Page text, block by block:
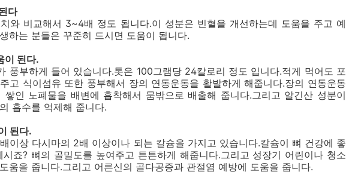
다
와 비교해서 3~4배 정도 됩니다.이 성분은 빈혈을 개선하는데 도움을 주고 예
하는 분들은 꾸준히 드시면 도움이 됩니다.
이 된다.
풍부하게 들어 있습니다.톳은 100그램당 24칼로리 정도 입니다.적게 먹어도 포
고 식이섬유 또한 풍부해서 장의 연동운동을 활발하게 해줍니다.장의 연동운동
쌓인 노폐물을 배변에 흡착해서 뭄밖으로 배출해 줍니다.그리고 알긴산 성분이
흡수를 억제해 줍니다.
된다.
이상 다시마의 2배 이상이나 되는 칼슘을 가지고 있습니다.칼슘이 뼈 건강에 좋
죠? 뼈의 골밀도를 높여주고 튼튼하게 해줍니다.그리고 성장기 어린이나 청소
움을 줍니다.그리고 어른신의 골다공증과 관절염 예방에 도움을 줍니다.